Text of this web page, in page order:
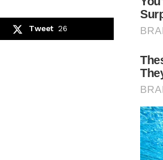
Tweet 26